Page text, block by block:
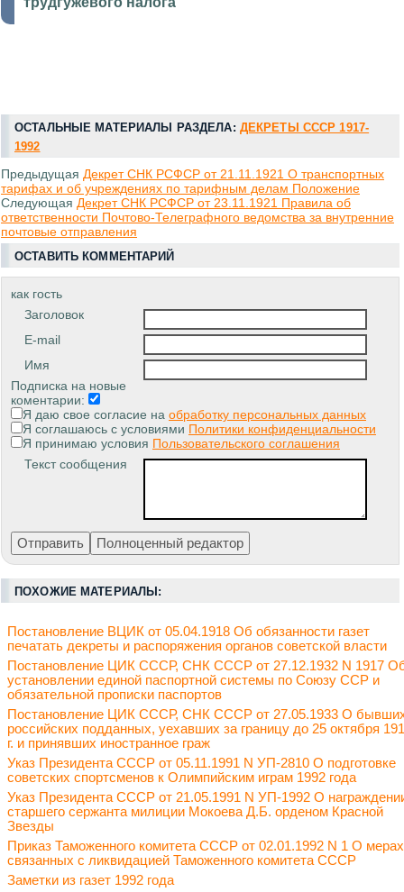
ОСТАЛЬНЫЕ МАТЕРИАЛЫ РАЗДЕЛА: ДЕКРЕТЫ СССР 1917-
1992
Предыдущая Декрет СНК РСФСР от 21.11.1921 О транспортных
тарифах и об учреждениях по тарифным делам Положение
Следующая Декрет СНК РСФСР от 23.11.1921 Правила об
ответственности Почтово-Телеграфного ведомства за внутренние
почтовые отправления
ОСТАВИТЬ КОММЕНТАРИЙ
как гость
Заголовок
E-mail
Имя
Подписка на новые
коментарии:
Я даю свое согласие на обработку персональных данных
Я соглашаюсь с условиями Политики конфиденциальности
Я принимаю условия Пользовательского соглашения
Текст сообщения
ПОХОЖИЕ МАТЕРИАЛЫ:
Постановление ВЦИК от 05.04.1918 Об обязанности газет
печатать декреты и распоряжения органов советской власти
Постановление ЦИК СССР, СНК СССР от 27.12.1932 N 1917
установлении единой паспортной системы по Союзу ССР и
обязательной прописки паспортов
Постановление ЦИК СССР, СНК СССР от 27.05.1933 О
российских подданных, уехавших за границу до 25 октября
г. и принявших иностранное граж
Указ Президента СССР от 05.11.1991 N УП-2810 О подготовке
советских спортсменов к Олимпийским играм 1992 года
Указ Президента СССР от 21.05.1991 N УП-1992 О
старшего сержанта милиции Мокоева Д.Б. орденом Красной
Звезды
Приказ Таможенного комитета СССР от 02.01.1992 N 1 О
связанных с ликвидацией Таможенного комитета СССР
Заметки из газет 1992 года